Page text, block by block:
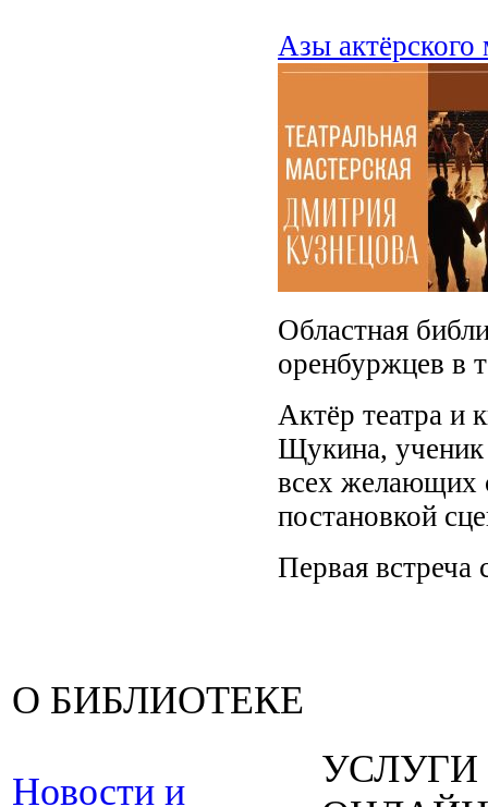
Азы
Областная
оренбуржцев в
Актёр театра и
Щукина, ученик
всех желающих
постановкой
Первая встреча
О БИБЛИОТЕКЕ
Новости и
УСЛУГИ